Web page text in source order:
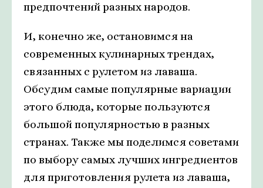
предпочтений разных народов.
И, конечно же, остановимся на
современных кулинарных трендах,
связанных с рулетом из лаваша.
Обсудим самые популярные вариации
этого блюда, которые пользуются
большой популярностью в разных
странах. Также мы поделимся советами
по выбору самых лучших ингредиентов
для приготовления рулета из лаваша,